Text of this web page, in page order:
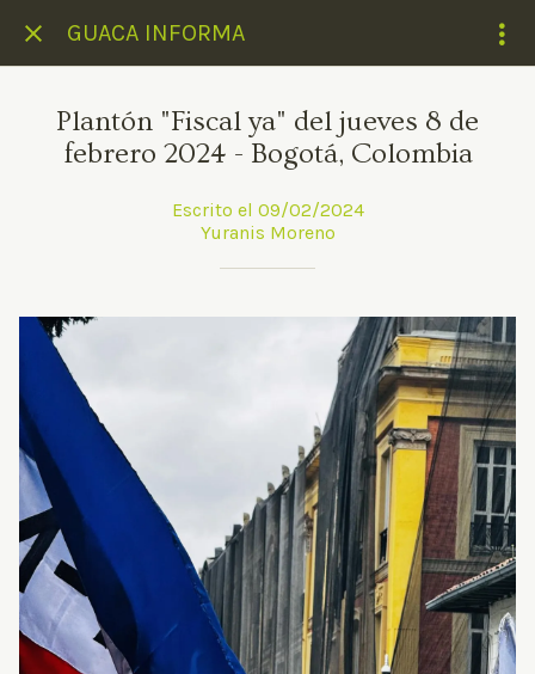
GUACA INFORMA
Plantón "Fiscal ya" del jueves 8 de
febrero 2024 - Bogotá, Colombia
Escrito el 09/02/2024
Yuranis Moreno